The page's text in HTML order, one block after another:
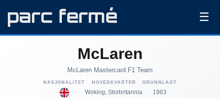
☰
McLaren
McLaren Mastercard F1 Team
NASJONALITET HOVEDKVARTER
Woking, Storbritannia
GRUNNLAGT
1963